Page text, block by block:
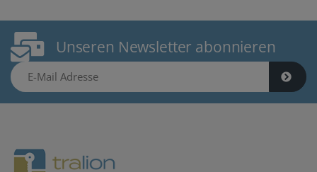
Unseren Newsletter abonnieren
E-Mail Adresse